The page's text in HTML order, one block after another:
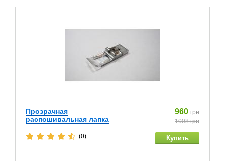
Прозрачная
распошивальная лапка
960 грн
1008грн
(0)